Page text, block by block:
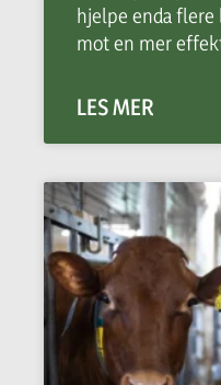
hjelpe enda flere
mot en mer
LES MER